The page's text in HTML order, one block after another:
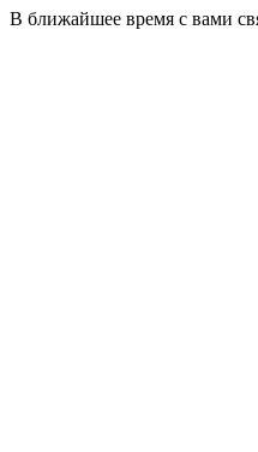
В ближайшее время с вами